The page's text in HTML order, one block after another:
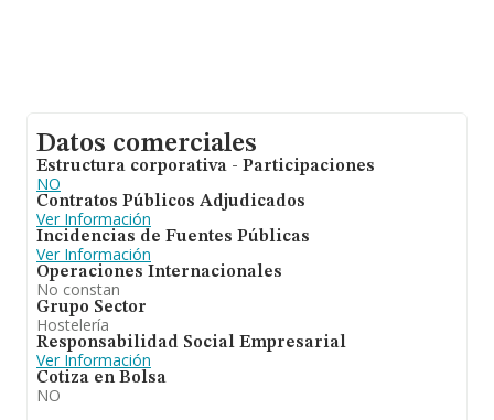
Datos comerciales
Estructura corporativa - Participaciones
NO
Contratos Públicos Adjudicados
Ver Información
Incidencias de Fuentes Públicas
Ver Información
Operaciones Internacionales
No constan
Grupo Sector
Hostelería
Responsabilidad Social Empresarial
Ver Información
Cotiza en Bolsa
NO